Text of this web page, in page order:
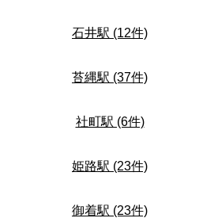
石井駅 (12件)
苔縄駅 (37件)
社町駅 (6件)
姫路駅 (23件)
御着駅 (23件)